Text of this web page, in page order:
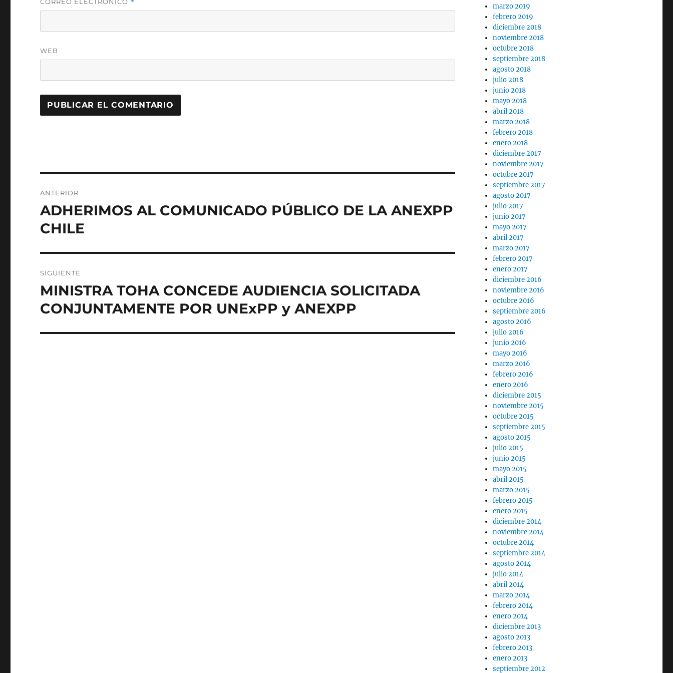
*
WEB
de
entradas
ANTERIOR
Entrada
anterior:
ADHERIMOS AL COMUNICADO PÚBLICO DE LA ANEXPP
CHILE
SIGUIENTE
Entrada
siguiente:
MINISTRA TOHA CONCEDE AUDIENCIA SOLICITADA
CONJUNTAMENTE POR UNExPP y ANEXPP
marzo 2019
febrero 2019
diciembre 2018
noviembre 2018
octubre 2018
septiembre 2018
agosto 2018
julio 2018
junio 2018
mayo 2018
abril 2018
marzo 2018
febrero 2018
enero 2018
diciembre 2017
noviembre 2017
octubre 2017
septiembre 2017
agosto 2017
julio 2017
junio 2017
mayo 2017
abril 2017
marzo 2017
febrero 2017
enero 2017
diciembre 2016
noviembre 2016
octubre 2016
septiembre 2016
agosto 2016
julio 2016
junio 2016
mayo 2016
marzo 2016
febrero 2016
enero 2016
diciembre 2015
noviembre 2015
octubre 2015
septiembre 2015
agosto 2015
julio 2015
junio 2015
mayo 2015
abril 2015
marzo 2015
febrero 2015
enero 2015
diciembre 2014
noviembre 2014
octubre 2014
septiembre 2014
agosto 2014
julio 2014
abril 2014
marzo 2014
febrero 2014
enero 2014
diciembre 2013
agosto 2013
febrero 2013
enero 2013
septiembre 2012